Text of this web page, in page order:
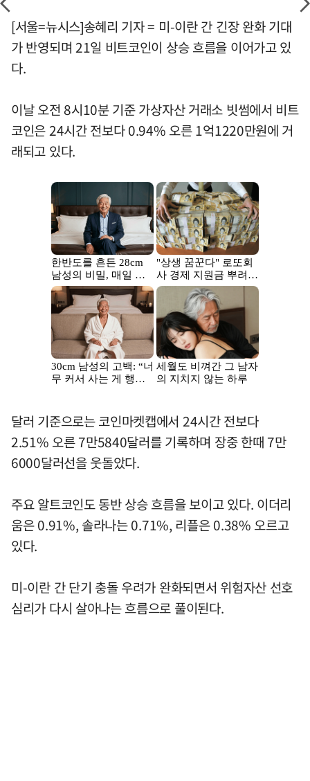
[서울=뉴시스]송혜리 기자 = 미-이란 간 긴장 완화 기대
가 반영되며 21일 비트코인이 상승 흐름을 이어가고 있
다.
이날 오전 8시10분 기준 가상자산 거래소 빗썸에서 비트
코인은 24시간 전보다 0.94% 오른 1억1220만원에 거
래되고 있다.
달러 기준으로는 코인마켓캡에서 24시간 전보다
2.51% 오른 7만5840달러를 기록하며 장중 한때 7만
6000달러선을 웃돌았다.
주요 알트코인도 동반 상승 흐름을 보이고 있다. 이더리
움은 0.91%, 솔라나는 0.71%, 리플은 0.38% 오르고
있다.
미-이란 간 단기 충돌 우려가 완화되면서 위험자산 선호
심리가 다시 살아나는 흐름으로 풀이된다.